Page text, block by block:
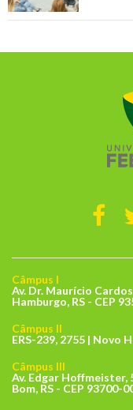
Câmpus I
Av. Dr. Maurício
Hamburgo, RS - CEP
Câmpus II
ERS-239, 2755 | Novo
Câmpus III
Av. Edgar
Bom, RS - CEP 93700-